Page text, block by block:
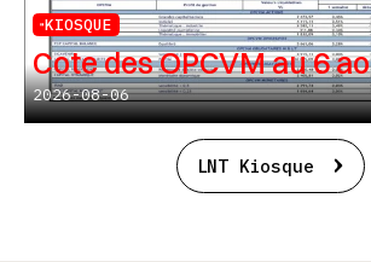
KIOSQUE
Cote des OPCVM au 6
2026-08-06
LNT Kiosque